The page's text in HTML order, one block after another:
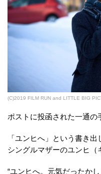
(C)2019 FILM RUN and LITTLE BIG
ポストに投函された一通の
「ユンヒへ」という書き
シングルマザーのユンヒ（
“ユンヒへ。元気だったか